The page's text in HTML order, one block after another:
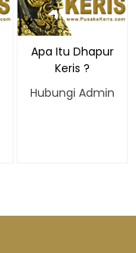
Apa Itu Dhapur
Keris ?
Hubungi Admin